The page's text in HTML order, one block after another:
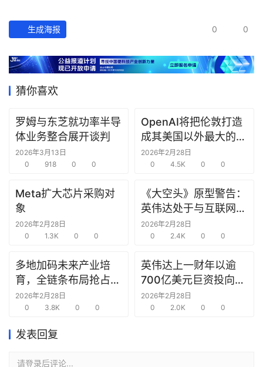
经
数
据
研
选
报
创
投
之
商
机
链
圈
生成海报 0 0
猜你喜欢
罗姆与东芝就功率半导
体业务整合展开谈判
2026年3月13日
0
918 0 0
OpenAI将把伦敦打造
成其美国以外最大的研
究中心
2026年2月28日
0
4.5K 0 0
Meta扩大芯片采购对
象
2026年2月28日
0
1.3K 0 0
《大空头》原型警告：
英伟达处于与互联网泡
沫时期思科同样的“危
险境地”
2026年2月28日
0
2.4K 0 0
多地加码未来产业培
育，全链条布局抢占新
赛道先机
2026年2月28日
0
3.8K 0 0
英伟达上一财年以逾
700亿美元巨资投向合
作方，竭力巩固AI芯片
需求
2026年2月28日
0
2.0K 0 0
发表回复
请登录后评论...